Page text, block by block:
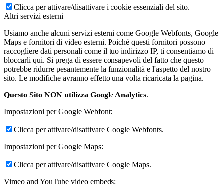
Clicca per attivare/disattivare i cookie essenziali del sito.
Altri servizi esterni
Usiamo anche alcuni servizi esterni come Google Webfonts, Google
Maps e fornitori di video esterni. Poiché questi fornitori possono
raccogliere dati personali come il tuo indirizzo IP, ti consentiamo di
bloccarli qui. Si prega di essere consapevoli del fatto che questo
potrebbe ridurre pesantemente la funzionalità e l'aspetto del nostro
sito. Le modifiche avranno effetto una volta ricaricata la pagina.
Questo Sito NON utilizza Google Analytics.
Impostazioni per Google Webfont:
Clicca per attivare/disattivare Google Webfonts.
Impostazioni per Google Maps:
Clicca per attivare/disattivare Google Maps.
Vimeo and YouTube video embeds: